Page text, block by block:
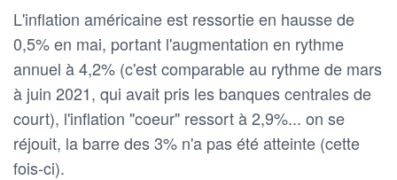
L'inflation américaine est ressortie en hausse de
0,5% en mai, portant l'augmentation en rythme
annuel à 4,2% (c'est comparable au rythme de mars
à juin 2021, qui avait pris les banques centrales de
court), l'inflation "coeur" ressort à 2,9%... on se
réjouit, la barre des 3% n'a pas été atteinte (cette
fois-ci).